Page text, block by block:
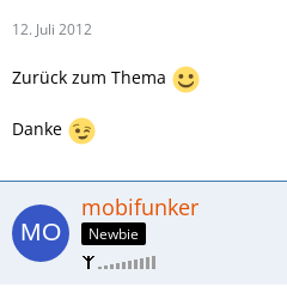
12. Juli 2012
Zurück zum Thema
Danke
mobifunker
Newbie